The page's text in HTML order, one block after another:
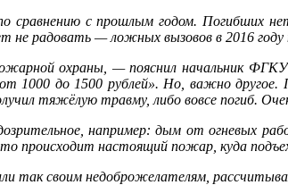
сравнению с прошлым годом. Погибших
радовать — ложных вызовов в 2016 году
охраны, — пояснил начальник
до 1500 рублей». Но, важно другое.
тяжёлую травму, либо вовсе погиб.
например: дым от
происходит настоящий пожар, куда
так своим недоброжелателям,